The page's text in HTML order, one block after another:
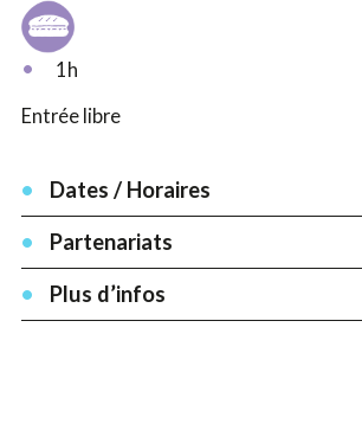
1h
Entrée libre
Dates / Horaires
Partenariats
Plus d’infos